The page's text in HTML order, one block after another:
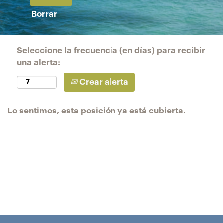
Borrar
Seleccione la frecuencia (en días) para recibir
una alerta:
Crear alerta
Lo sentimos, esta posición ya está cubierta.